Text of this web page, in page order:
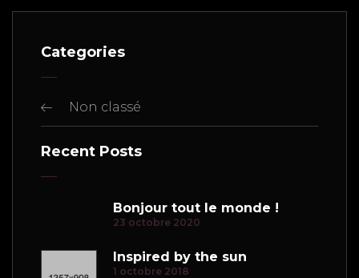
Categories
Non classé
Recent Posts
Bonjour tout le monde !
23 octobre 2020
Inspired by the sun
1 octobre 2018